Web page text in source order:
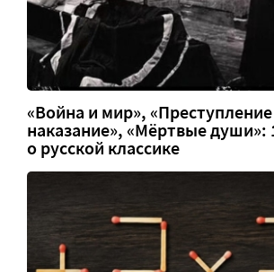
«Война и мир»,
наказание», «Мёртвые души»:
о русской классике